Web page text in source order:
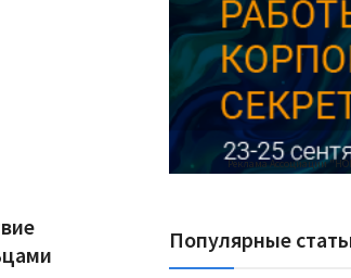
Реклама Ассоциации
Популярные